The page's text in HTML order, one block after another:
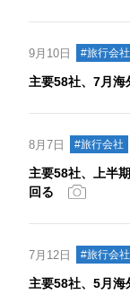
9月10日 #旅行会社
主要58社、7月
8月7日 #旅行会社
主要58社、上半
回る
7月12日 #旅行会社
主要58社、5月